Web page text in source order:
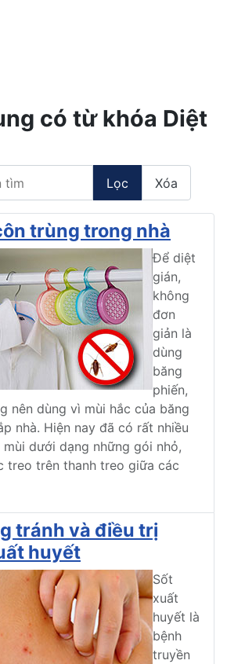
có từ khóa Diệt
Lọc Xóa
trùng trong nhà
Để diệt
gián,
không
đơn
giản là
dùng
băng
phiến,
nên dùng vì mùi hắc của băng
nhà. Hiện nay đã có rất nhiều
mùi dưới dạng những gói nhỏ,
treo trên thanh treo giữa các
tránh và điều trị
huyết
Sốt
xuất
huyết là
bệnh
truyền